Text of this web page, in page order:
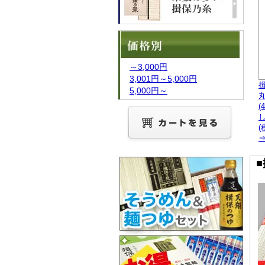
(
■
～3,000円
3,001円～5,000円
5,000円～